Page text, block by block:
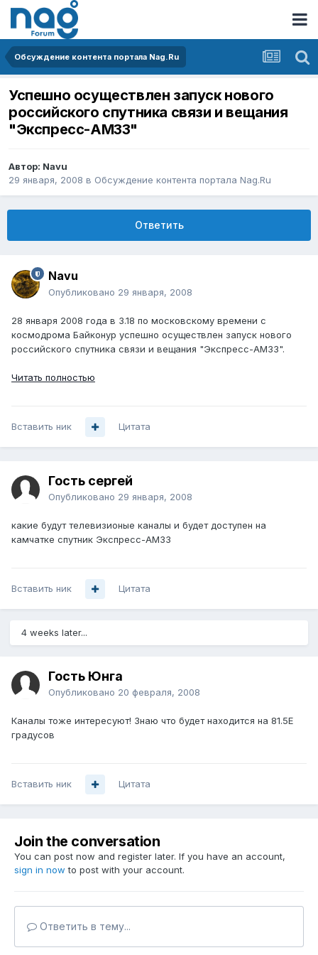
Обсуждение контента портала Nag.Ru
Успешно осуществлен запуск нового
российского спутника связи и вещания
"Экспресс-АМ33"
Автор: Navu
29 января, 2008 в Обсуждение контента портала Nag.Ru
Ответить
Navu
Опубликовано 29 января, 2008
28 января 2008 года в 3.18 по московскому времени с
космодрома Байконур успешно осуществлен запуск нового
российского спутника связи и вещания "Экспресс-АМ33".
Читать полностью
Вставить ник Цитата
Гость сергей
Опубликовано 29 января, 2008
какие будут телевизионые каналы и будет доступен на
камчатке спутник Экспресс-АМ33
Вставить ник Цитата
4 weeks later...
Гость Юнга
Опубликовано 20 февраля, 2008
Каналы тоже интересуют! Знаю что будет находится на 81.5E
градусов
Вставить ник Цитата
Join the conversation
You can post now and register later. If you have an account,
sign in now to post with your account.
Ответить в тему...